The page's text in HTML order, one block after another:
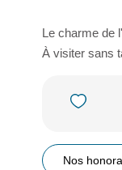
Le charme de
À visiter sans
Nos